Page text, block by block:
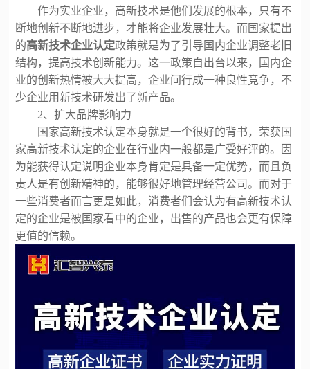
作为实业企业，高新技术是他们发展的根本，只有不
断地创新不断地进步，才能将企业发展壮大。而国家提出
的高新技术企业认定政策就是为了引导国内企业调整老旧
结构，提高技术创新能力。这一政策自出台以来，国内企
业的创新热情被大大提高，企业间行成一种良性竞争，不
少企业用新技术研发出了新产品。
2、扩大品牌影响力
国家高新技术认定本身就是一个很好的背书，荣获国
家高新技术认定的企业在行业内一般都是广受好评的。因
为能获得认定说明企业本身肯定是具备一定优势，而且负
责人是有创新精神的，能够很好地管理经营公司。而对于
一些消费者而言更是如此，消费者们会认为有高新技术认
定的企业是被国家看中的企业，出售的产品也会更有保障
更值的信赖。